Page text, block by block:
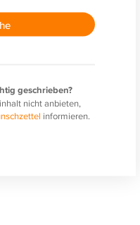
geschrieben?
nicht anbieten,
informieren.